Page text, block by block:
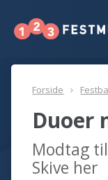
Forside
Duoer
Modtag
Skive her